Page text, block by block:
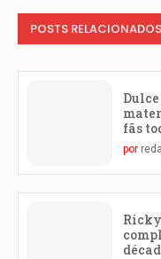
POSTS RELACIONADOS
fãs
por